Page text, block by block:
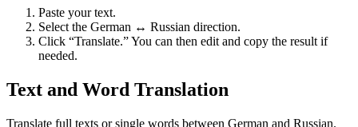
Paste your text.
Select the German ↔ Russian direction.
Click “Translate.” You can then edit and copy the result if
needed.
Text and Word Translation
Translate full texts or single words between German and Russian.